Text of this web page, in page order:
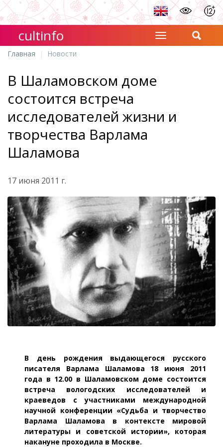
cultinfo
Главная Новости
В Шаламовском доме
состоится встреча
исследователей жизни и
творчества Варлама
Шаламова
17 июня 2011 г.
В день рождения выдающегося русского
писателя Варлама Шаламова 18 июня 2011
года в 12.00 в Шаламовском доме состоится
встреча вологодских исследователей и
краеведов с участниками международной
научной конференции «Судьба и творчество
Варлама Шаламова в контексте мировой
литературы и советской истории», которая
накануне проходила в Москве.